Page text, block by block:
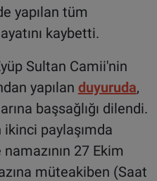
yapılan tüm
kaybetti.
Sultan Camii'nin
yapılan duyuruda,
başsağlığı dilendi.
paylaşımda
27 Ekim
müteakiben (Saat